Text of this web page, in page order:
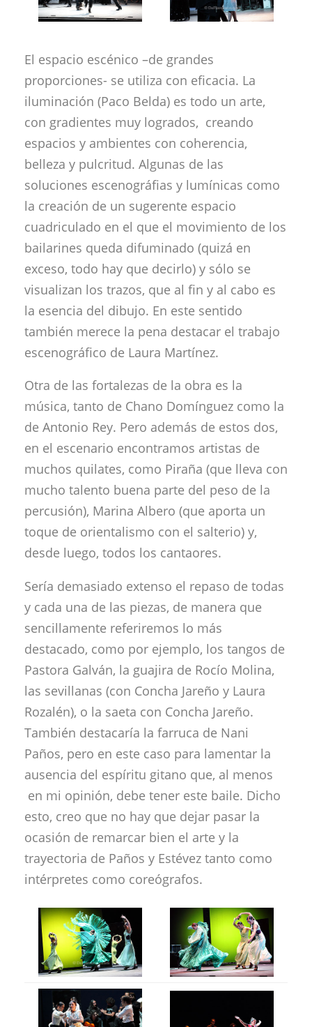
El espacio escénico –de grandes
proporciones- se utiliza con eficacia. La
iluminación (Paco Belda) es todo un arte,
con gradientes muy logrados, creando
espacios y ambientes con coherencia,
belleza y pulcritud. Algunas de las
soluciones escenográfias y lumínicas como
la creación de un sugerente espacio
cuadriculado en el que el movimiento de los
bailarines queda difuminado (quizá en
exceso, todo hay que decirlo) y sólo se
visualizan los trazos, que al fin y al cabo es
la esencia del dibujo. En este sentido
también merece la pena destacar el trabajo
escenográfico de Laura Martínez.
Otra de las fortalezas de la obra es la
música, tanto de Chano Domínguez como la
de Antonio Rey. Pero además de estos dos,
en el escenario encontramos artistas de
muchos quilates, como Piraña (que lleva con
mucho talento buena parte del peso de la
percusión), Marina Albero (que aporta un
toque de orientalismo con el salterio) y,
desde luego, todos los cantaores.
Sería demasiado extenso el repaso de todas
y cada una de las piezas, de manera que
sencillamente referiremos lo más
destacado, como por ejemplo, los tangos de
Pastora Galván, la guajira de Rocío Molina,
las sevillanas (con Concha Jareño y Laura
Rozalén), o la saeta con Concha Jareño.
También destacaría la farruca de Nani
Paños, pero en este caso para lamentar la
ausencia del espíritu gitano que, al menos
en mi opinión, debe tener este baile. Dicho
esto, creo que no hay que dejar pasar la
ocasión de remarcar bien el arte y la
trayectoria de Paños y Estévez tanto como
intérpretes como coreógrafos.